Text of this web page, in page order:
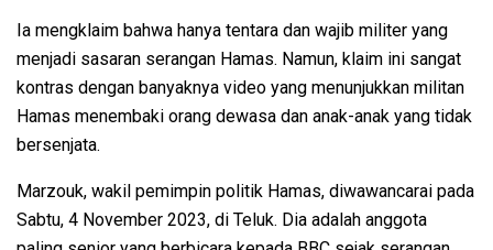
Ia mengklaim bahwa hanya tentara dan wajib militer yang
menjadi sasaran serangan Hamas. Namun, klaim ini sangat
kontras dengan banyaknya video yang menunjukkan militan
Hamas menembaki orang dewasa dan anak-anak yang tidak
bersenjata.
Marzouk, wakil pemimpin politik Hamas, diwawancarai pada
Sabtu, 4 November 2023, di Teluk. Dia adalah anggota